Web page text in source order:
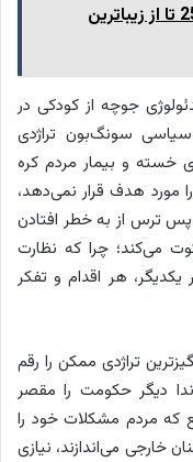
زیباترین بازیگران زن هندی: معرفی 25 تا از زیباترین
جوچه از کودکی در
سونگ‌بون تراژدی
خسته و بیمار مردم کره
مورد هدف قرار نمی‌دهد،
پس ترس از به خطر افتادن
می‌کند؛ چرا که نظارت
هر اقدام و تفکر
تراژدی ممکن را رقم
دیگر حکومت را مقصر
که مردم مشکلات خود را
می‌اندازند، نیازی